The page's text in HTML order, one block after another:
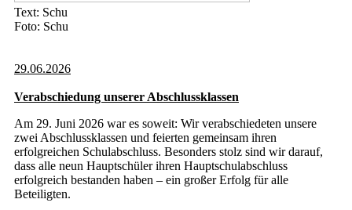
Text: Schu
Foto: Schu
29.06.2026
Verabschiedung unserer Abschlussklassen
Am 29. Juni 2026 war es soweit: Wir verabschiedeten unsere
zwei Abschlussklassen und feierten gemeinsam ihren
erfolgreichen Schulabschluss. Besonders stolz sind wir darauf,
dass alle neun Hauptschüler ihren Hauptschulabschluss
erfolgreich bestanden haben – ein großer Erfolg für alle
Beteiligten.